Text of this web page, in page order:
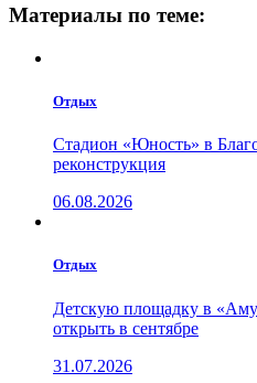
Материалы по теме:
Отдых
Стадион «Юность» в
реконструкция
06.08.2026
Отдых
Детскую площадку в
открыть в сентябре
31.07.2026